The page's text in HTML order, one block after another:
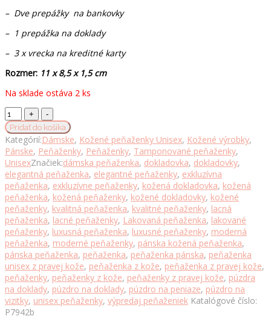
– Dve prepážky na bankovky
– 1 prepážka na doklady
– 3 x vrecka na kreditné karty
Rozmer: 11 x 8,5 x 1,5 cm
Na sklade ostáva 2 ks
Luxusná
peňaženka
z
pravej
kože
č.7942
v
bordovej
farbe
množstvo
Pridať do košíka
Kategórií:Dámske, Kožené peňaženky Unisex, Kožené výrobky,
Pánske, Peňaženky, Peňaženky, Tamponované peňaženky,
UnisexZnačiek:dámska peňaženka, dokladovka, dokladovky,
elegantná peňaženka, elegantné peňaženky, exkluzívna
peňaženka, exkluzívne peňaženky, kožená dokladovka, kožená
peňaženka, kožená peňaženky, kožené dokladovky, kožené
peňaženky, kvalitná peňaženka, kvalitné peňaženky, lacná
peňaženka, lacné peňaženky, Lakovaná peňaženka, lakované
peňaženky, luxusná peňaženka, luxusné peňaženky, moderná
peňaženka, moderné peňaženky, pánska kožená peňaženka,
pánska peňaženka, peňaženka, peňaženka pánska, peňaženka
unisex z pravej kože, peňaženka z kože, peňaženka z pravej kože,
peňaženky, peňaženky z kože, peňaženky z pravej kože, púzdra
na doklady, púzdro na doklady, púzdro na peniaze, púzdro na
vizitky, unisex peňaženky, výpredaj peňaženiek Katalógové číslo:
P7942b